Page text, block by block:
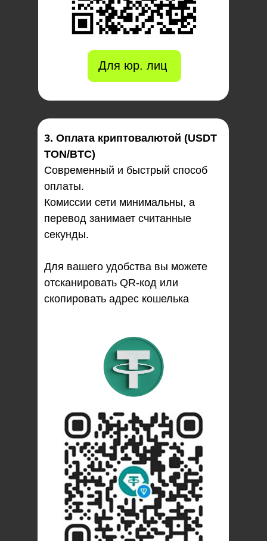
3. Оплата криптовалютой (USDT
TON/BTC)
Современный и быстрый способ
оплаты.
Комиссии сети минимальны, а
перевод занимает считанные
секунды.
Для вашего удобства вы можете
отсканировать QR-код или
скопировать адрес кошелька
Для юр. лиц